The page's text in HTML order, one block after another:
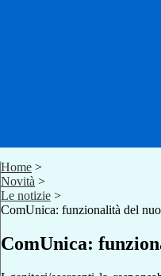
Home >
Novità >
Le notizie >
ComUnica: funzionalità del
ComUnica: